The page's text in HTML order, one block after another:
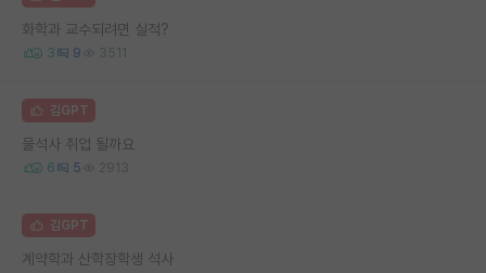
화학과 교수되려면 실적?
3 9 3511
김GPT
물석사 취업 될까요
6 5 2913
김GPT
계약학과 산학장학생 석사